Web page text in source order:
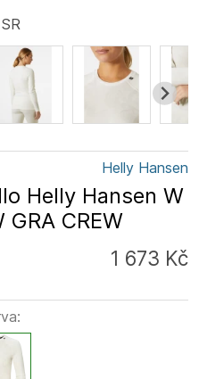
Helly Hansen
Helly Hansen W
GRA CREW
1 673 Kč